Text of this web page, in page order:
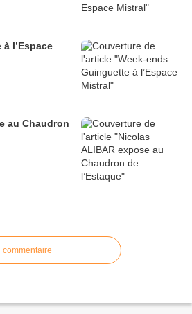
l’Espace
au Chaudron
commentaire